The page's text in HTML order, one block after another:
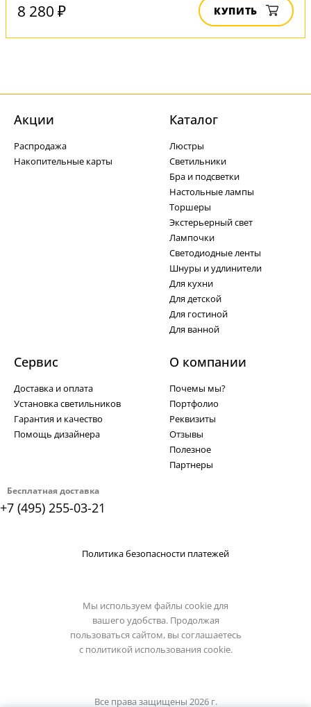
8 280 ₽ КУПИТЬ
Бесплатная доставка
+7 (495) 255-03-21
Акции
Распродажа
Накопительные карты
Каталог
Люстры
Светильники
Бра и подсветки
Настольные лампы
Торшеры
Экстерьерный свет
Лампочки
Светодиодные ленты
Шнуры и удлинители
Для кухни
Для детской
Для гостиной
Для ванной
Сервис
Доставка и оплата
Установка светильников
Гарантия и качество
Помощь дизайнера
О компании
Почемы мы?
Портфолио
Реквизиты
Отзывы
Полезное
Партнеры
Политика безопасности платежей
Мы используем файлы cookie для
вашего удобства. Продолжая
пользоваться сайтом, вы соглашаетесь
с политикой использования cookie.
Все права защищены 2026 г.